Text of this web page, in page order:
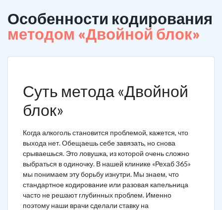
Особенности кодирования
методом «Двойной блок»
Суть метода «Двойной
блок»
Когда алкоголь становится проблемой, кажется, что
выхода нет. Обещаешь себе завязать, но снова
срываешься. Это ловушка, из которой очень сложно
выбраться в одиночку. В нашей клинике «Рехаб 365»
мы понимаем эту борьбу изнутри. Мы знаем, что
стандартное кодирование или разовая капельница
часто не решают глубинных проблем. Именно
поэтому наши врачи сделали ставку на